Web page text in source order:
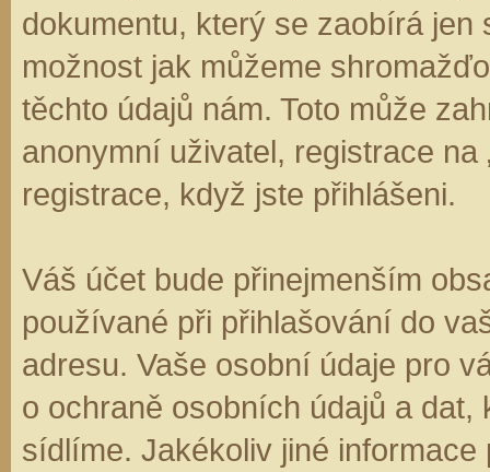
dokumentu, který se zaobírá jen
možnost jak můžeme
těchto údajů nám. Toto může
anonymní uživatel, registrace
registrace, když jste přihlášeni.
Váš účet bude přinejmenším
používané při přihlašování do
adresu. Vaše osobní údaje pro
o ochraně osobních údajů a
sídlíme. Jakékoliv jiné informace